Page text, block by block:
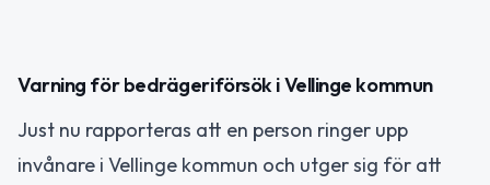
Varning för bedrägeriförsök i Vellinge kommun
Just nu rapporteras att en person ringer upp
invånare i Vellinge kommun och utger sig för att